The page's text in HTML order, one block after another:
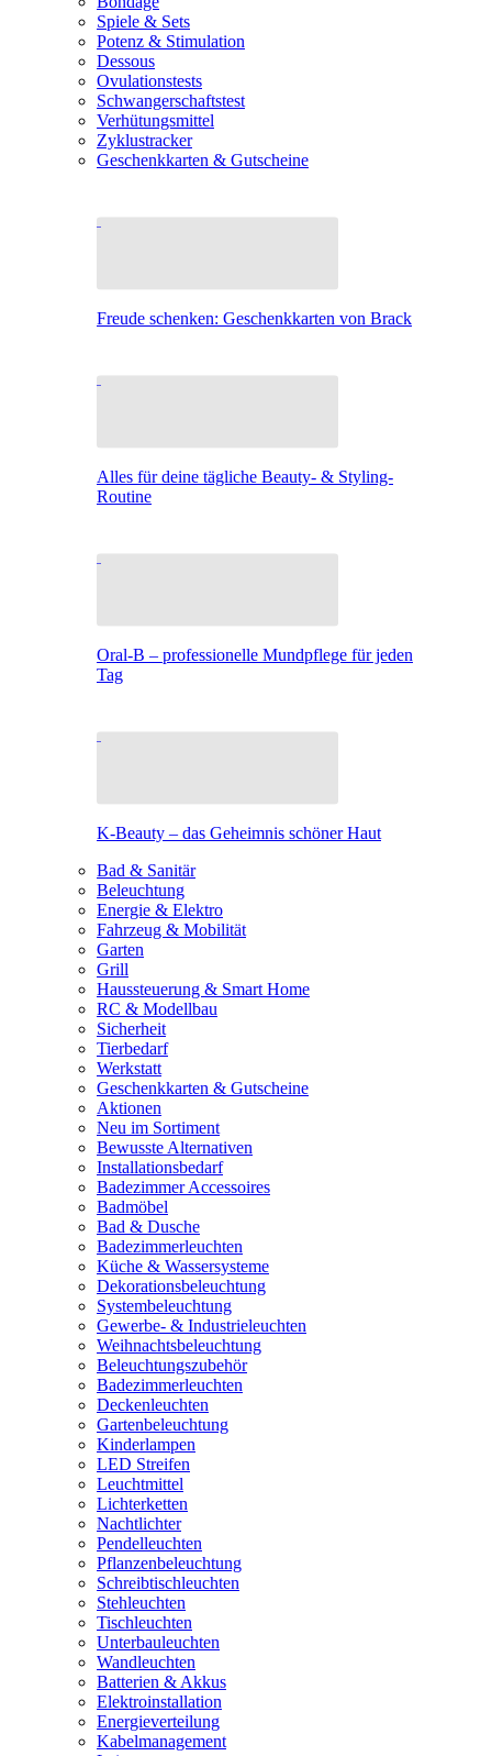
Spiele & Sets
Potenz & Stimulation
Dessous
Ovulationstests
Schwangerschaftstest
Verhütungsmittel
Zyklustracker
Geschenkkarten & Gutscheine
Freude schenken: Geschenkkarten von Brack
Alles für deine tägliche Beauty- & Styling-
Routine
Oral-B – professionelle Mundpflege für jeden
Tag
K-Beauty – das Geheimnis schöner Haut
Bad & Sanitär
Beleuchtung
Energie & Elektro
Fahrzeug & Mobilität
Garten
Grill
Haussteuerung & Smart Home
RC & Modellbau
Sicherheit
Tierbedarf
Werkstatt
Geschenkkarten & Gutscheine
Aktionen
Neu im Sortiment
Bewusste Alternativen
Installationsbedarf
Badezimmer Accessoires
Badmöbel
Bad & Dusche
Badezimmerleuchten
Küche & Wassersysteme
Dekorationsbeleuchtung
Systembeleuchtung
Gewerbe- & Industrieleuchten
Weihnachtsbeleuchtung
Beleuchtungszubehör
Badezimmerleuchten
Deckenleuchten
Gartenbeleuchtung
Kinderlampen
LED Streifen
Leuchtmittel
Lichterketten
Nachtlichter
Pendelleuchten
Pflanzenbeleuchtung
Schreibtischleuchten
Stehleuchten
Tischleuchten
Unterbauleuchten
Wandleuchten
Batterien & Akkus
Elektroinstallation
Energieverteilung
Kabelmanagement